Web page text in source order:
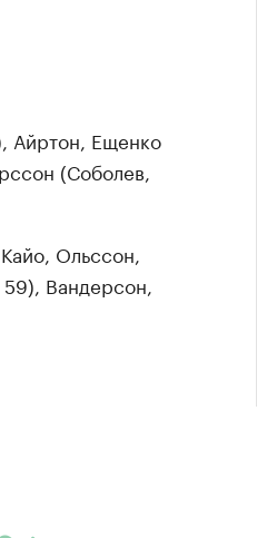
Айртон, Ещенко
(Соболев,
Ольссон,
Вандерсон,